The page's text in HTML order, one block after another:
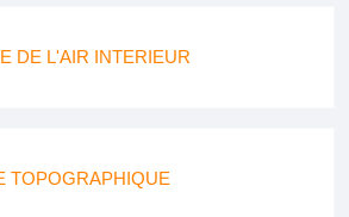
DE L'AIR INTERIEUR
TOPOGRAPHIQUE